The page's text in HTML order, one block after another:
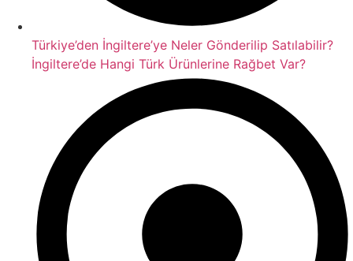
Türkiye’den İngiltere’ye Neler Gönderilip Satılabilir?
İngiltere’de Hangi Türk Ürünlerine Rağbet Var?